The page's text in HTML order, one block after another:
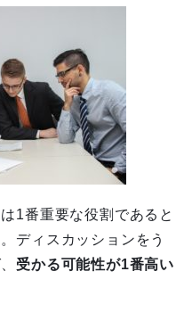
1番重要な役割であると
ディスカッションをう
受かる可能性が1番高い